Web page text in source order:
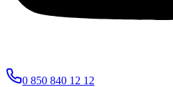
0 850 840 12 12